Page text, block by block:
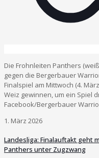
Die Frohnleiten Panthers
gegen die Bergerbauer
Finalspiel am Mittwoch (4.
Weiz gewinnen, um ein Spiel
Facebook/Bergerbauer
1. März 2026
Landesliga: Finalauftakt geht
Panthers unter Zugzwang